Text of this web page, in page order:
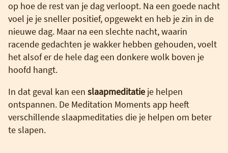
op hoe de rest van je dag verloopt. Na een goede nacht
voel je je sneller positief, opgewekt en heb je zin in de
nieuwe dag. Maar na een slechte nacht, waarin
racende gedachten je wakker hebben gehouden, voelt
het alsof er de hele dag een donkere wolk boven je
hoofd hangt.
In dat geval kan een slaapmeditatie je helpen
ontspannen. De Meditation Moments app heeft
verschillende slaapmeditaties die je helpen om beter
te slapen.